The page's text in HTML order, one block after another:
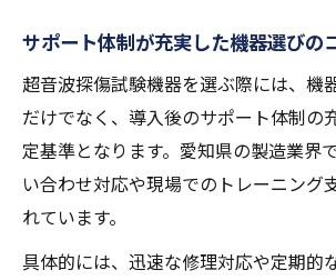
サポート体制が充実した機器選びの
超音波探傷試験機器を選ぶ際には、機
だけでなく、導入後のサポート体制の
定基準となります。愛知県の製造業界
い合わせ対応や現場でのトレーニング
れています。
具体的には、迅速な修理対応や定期的